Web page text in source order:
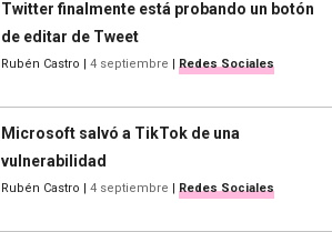
Twitter finalmente está probando un botón
de editar de Tweet
Rubén Castro | 4 septiembre | Redes Sociales
Microsoft salvó a TikTok de una
vulnerabilidad
Rubén Castro | 4 septiembre | Redes Sociales